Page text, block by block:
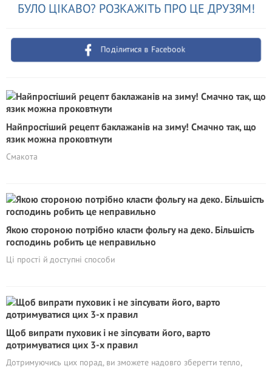
БУЛО ЦІКАВО? РОЗКАЖІТЬ ПРО ЦЕ ДРУЗЯМ!
Поділитися в Facebook
Найпростіший рецепт баклажанів на зиму! Смачно так, що
язик можна проковтнути
Смакота
Якою стороною потрібно класти фольгу на деко. Більшість
господинь робить це неправильно
Ці прості й доступні способи
Щоб випрати пуховик і не зіпсувати його, варто
дотримуватися цих 3-х правил
Дотримуючись цих порад, ви зможете надовго зберегти тепло,